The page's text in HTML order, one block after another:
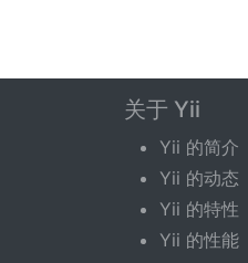
关于 Yii
Yii 的简介
Yii 的动态
Yii 的特性
Yii 的性能